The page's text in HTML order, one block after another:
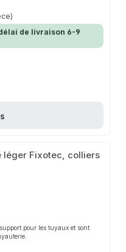
de livraison 6-9
pour les tuyaux et sont